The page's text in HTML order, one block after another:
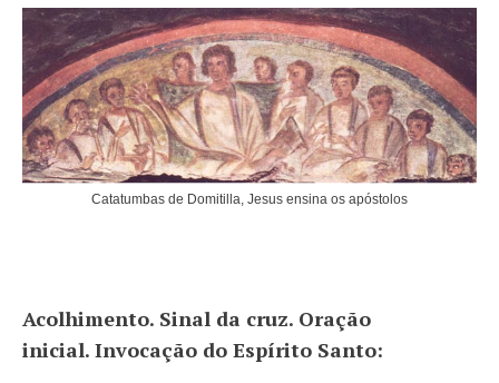
Catatumbas de Domitilla, Jesus ensina os apóstolos
Acolhimento. Sinal da cruz. Oração
inicial. Invocação do Espírito Santo: